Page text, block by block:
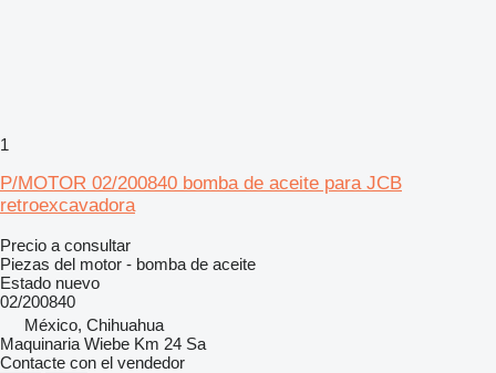
1
P/MOTOR 02/200840 bomba de aceite para JCB
retroexcavadora
Precio a consultar
Piezas del motor - bomba de aceite
Estado nuevo
02/200840
México, Chihuahua
Maquinaria Wiebe Km 24 Sa
Contacte con el vendedor